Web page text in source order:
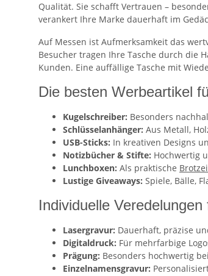
Qualität. Sie schafft Vertrauen –
verankert Ihre Marke dauerhaft im
Auf Messen ist Aufmerksamkeit das
Besucher tragen Ihre Tasche durch die
Kunden. Eine auffällige Tasche mit
Die besten Werbeartikel
Kugelschreiber: Besonders
Schlüsselanhänger: Aus Metall,
USB-Sticks: In kreativen Designs
Notizbücher & Stifte: Hochwertig
Lunchboxen: Als praktische
Lustige Giveaways: Spiele, Bälle,
Individuelle
Lasergravur: Dauerhaft, präzise
Digitaldruck: Für mehrfarbige
Prägung: Besonders hochwertig
Einzelnamensgravur: